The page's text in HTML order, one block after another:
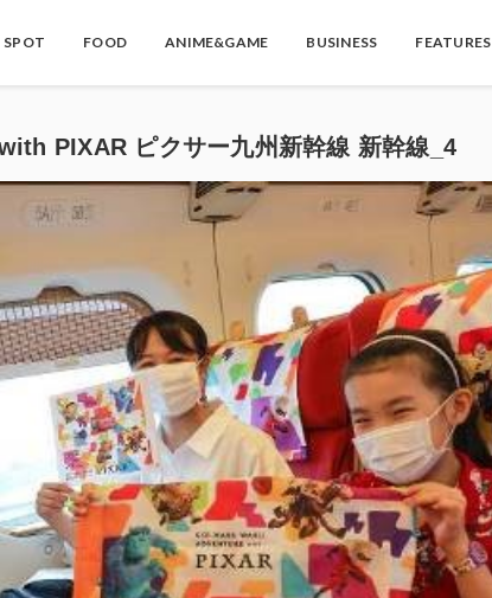
SPOT FOOD ANIME&GAME BUSINESS FEATURES
PIXAR ピクサー九州新幹線 新幹線_4